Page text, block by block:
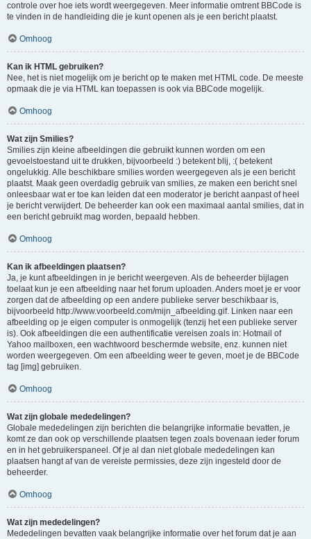
controle over hoe iets wordt weergegeven. Meer informatie omtrent BBCode is
te vinden in de handleiding die je kunt openen als je een bericht plaatst.
Omhoog
Kan ik HTML gebruiken?
Nee, het is niet mogelijk om je bericht op te maken met HTML code. De meeste
opmaak die je via HTML kan toepassen is ook via BBCode mogelijk.
Omhoog
Wat zijn Smilies?
Smilies zijn kleine afbeeldingen die gebruikt kunnen worden om een
gevoelstoestand uit te drukken, bijvoorbeeld :) betekent blij, :( betekent
ongelukkig. Alle beschikbare smilies worden weergegeven als je een bericht
plaatst. Maak geen overdadig gebruik van smilies, ze maken een bericht snel
onleesbaar wat er toe kan leiden dat een moderator je bericht aanpast of heel
je bericht verwijdert. De beheerder kan ook een maximaal aantal smilies, dat in
een bericht gebruikt mag worden, bepaald hebben.
Omhoog
Kan ik afbeeldingen plaatsen?
Ja, je kunt afbeeldingen in je bericht weergeven. Als de beheerder bijlagen
toelaat kun je een afbeelding naar het forum uploaden. Anders moet je er voor
zorgen dat de afbeelding op een andere publieke server beschikbaar is,
bijvoorbeeld http://www.voorbeeld.com/mijn_afbeelding.gif. Linken naar een
afbeelding op je eigen computer is onmogelijk (tenzij het een publieke server
is). Ook afbeeldingen die een authentificatie vereisen zoals in: Hotmail of
Yahoo mailboxen, een wachtwoord beschermde website, enz. kunnen niet
worden weergegeven. Om een afbeelding weer te geven, moet je de BBCode
tag [img] gebruiken.
Omhoog
Wat zijn globale mededelingen?
Globale mededelingen zijn berichten die belangrijke informatie bevatten, je
komt ze dan ook op verschillende plaatsen tegen zoals bovenaan ieder forum
en in het gebruikerspaneel. Of je al dan niet globale mededelingen kan
plaatsen hangt af van de vereiste permissies, deze zijn ingesteld door de
beheerder.
Omhoog
Wat zijn mededelingen?
Mededelingen bevatten vaak belangrijke informatie over het forum dat je aan